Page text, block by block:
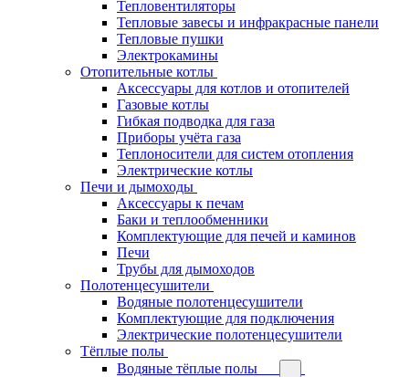
Тепловентиляторы
Тепловые завесы и инфракрасные панели
Тепловые пушки
Электрокамины
Отопительные котлы
Аксессуары для котлов и отопителей
Газовые котлы
Гибкая подводка для газа
Приборы учёта газа
Теплоносители для систем отопления
Электрические котлы
Печи и дымоходы
Аксессуары к печам
Баки и теплообменники
Комплектующие для печей и каминов
Печи
Трубы для дымоходов
Полотенцесушители
Водяные полотенцесушители
Комплектующие для подключения
Электрические полотенцесушители
Тёплые полы
Водяные тёплые полы